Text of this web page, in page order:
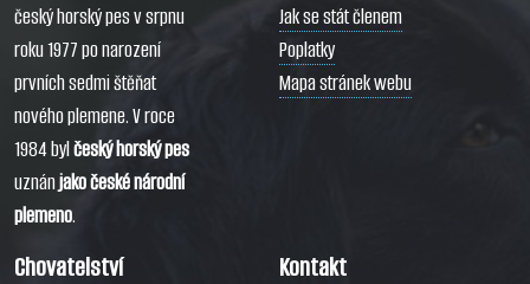
český horský pes v srpnu
roku 1977 po narození
prvních sedmi štěňat
nového plemene. V roce
1984 bylčeský horský pes
uznánjako české národní
plemeno.
Jak se stát členem
Poplatky
Mapa stránek webu
Chovatelství Kontakt